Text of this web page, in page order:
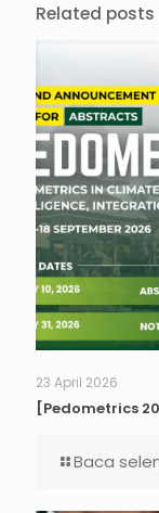
Related posts
23 April 2026
[Pedometrics
Baca